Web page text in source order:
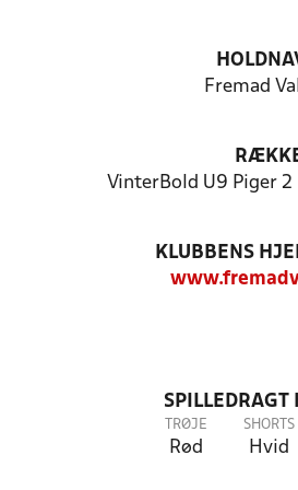
Fremad
VinterBold U9 Piger 2
KLUBBENS
SPILLEDRAGT
TRØJE
Rød
SHORTS
Hvid